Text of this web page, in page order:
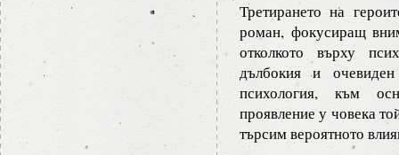
Третирането на
роман, фокусиращ
отколкото върху
дълбокия и
психология, към
проявление у човека
търсим вероятното